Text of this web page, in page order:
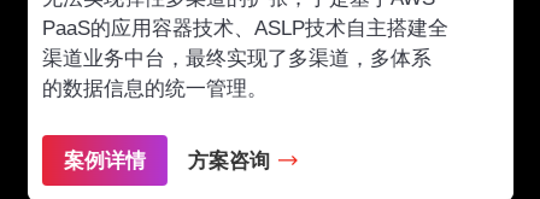
PaaS的应用容器技术、ASLP技术自主搭建全
渠道业务中台，最终实现了多渠道，多体系
的数据信息的统一管理。
案例详情 方案咨询